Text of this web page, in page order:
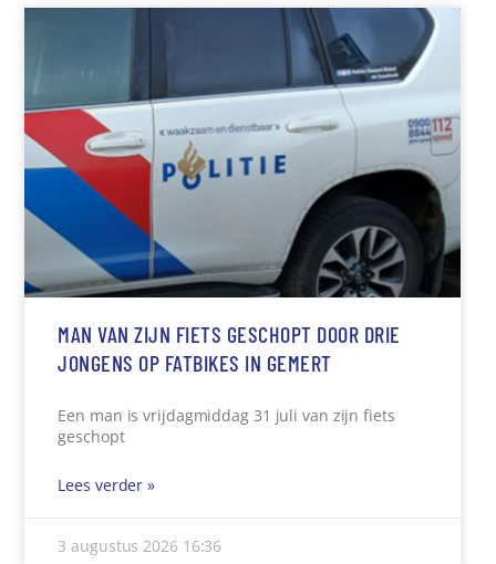
MAN VAN ZIJN FIETS GESCHOPT DOOR DRIE
JONGENS OP FATBIKES IN GEMERT
Een man is vrijdagmiddag 31 juli van zijn fiets
geschopt
Lees verder »
3 augustus 2026 16:36